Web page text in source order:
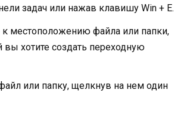
задач или нажав клавишу Win + E.
к местоположению файла или папки,
вы хотите создать переходную
или папку, щелкнув на нем один